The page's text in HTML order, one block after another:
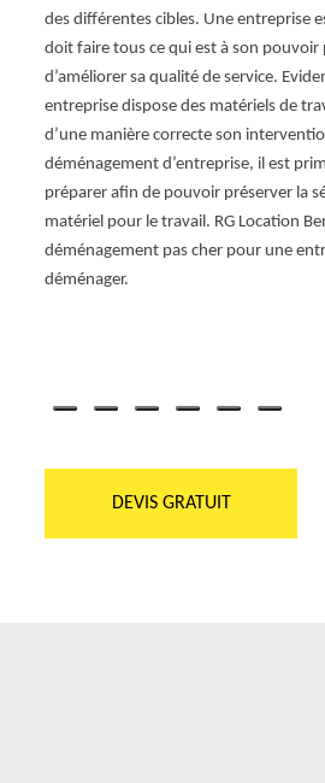
des différentes cibles. Une entreprise
doit faire tous ce qui est à son pouvoir
d’améliorer sa qualité de service.
entreprise dispose des matériels de
d’une manière correcte son
déménagement d’entreprise, il est
préparer afin de pouvoir préserver la
matériel pour le travail. RG Location
déménagement pas cher pour une
déménager.
DEVIS GRATUIT